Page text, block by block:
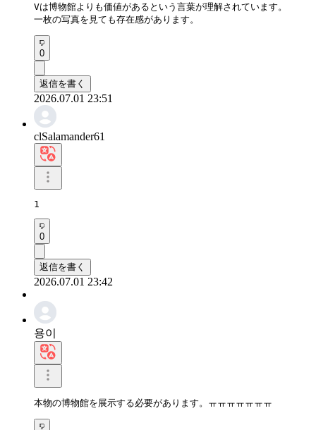
Vは博物館よりも価値があるという言葉が理解されています。
一枚の写真を見ても存在感があります。
0
返信を書く
2026.07.01 23:51
clSalamander61
1
0
返信を書く
2026.07.01 23:42
용이
本物の博物館を展示する必要があります。ㅠㅠㅠㅠㅠㅠㅠ